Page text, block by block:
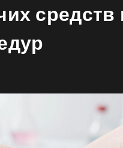
средств